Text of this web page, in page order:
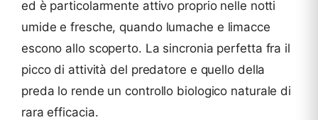
ed è particolarmente attivo proprio nelle notti
umide e fresche, quando lumache e limacce
escono allo scoperto. La sincronia perfetta fra il
picco di attività del predatore e quello della
preda lo rende un controllo biologico naturale di
rara efficacia.